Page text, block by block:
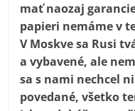
mať naozaj
papieri nemáme v
V Moskve sa Rusi
a vybavené, ale
sa s nami nechcel
povedané, všetko